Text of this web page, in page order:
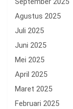
Agustus 2025
Juli 2025
Juni 2025
Mei 2025
April 2025
Maret 2025
Februari 2025